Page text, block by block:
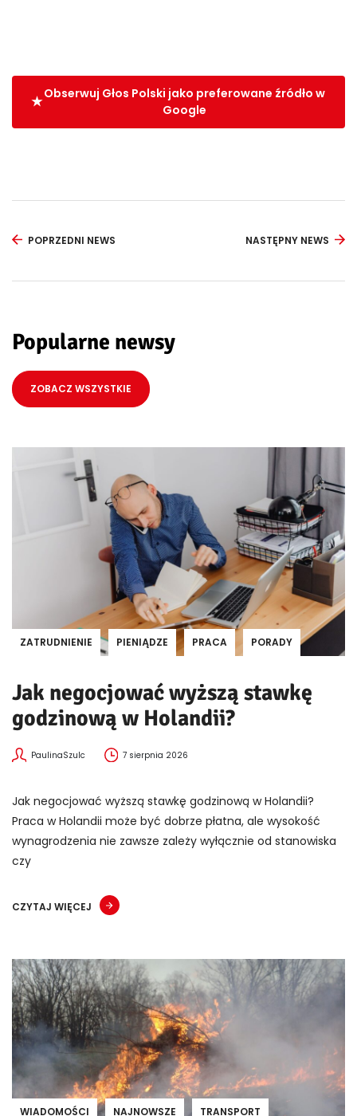
Obserwuj Głos Polski jako preferowane źródło w
Google
POPRZEDNI NEWS NASTĘPNY NEWS
Popularne newsy
ZOBACZ WSZYSTKIE
ZATRUDNIENIE PIENIĄDZE PRACA PORADY
Jak negocjować wyższą stawkę
godzinową w Holandii?
PaulinaSzulc 7 sierpnia 2026
Jak negocjować wyższą stawkę godzinową w Holandii?
Praca w Holandii może być dobrze płatna, ale wysokość
wynagrodzenia nie zawsze zależy wyłącznie od stanowiska
czy
CZYTAJ WIĘCEJ
WIADOMOŚCI NAJNOWSZE TRANSPORT